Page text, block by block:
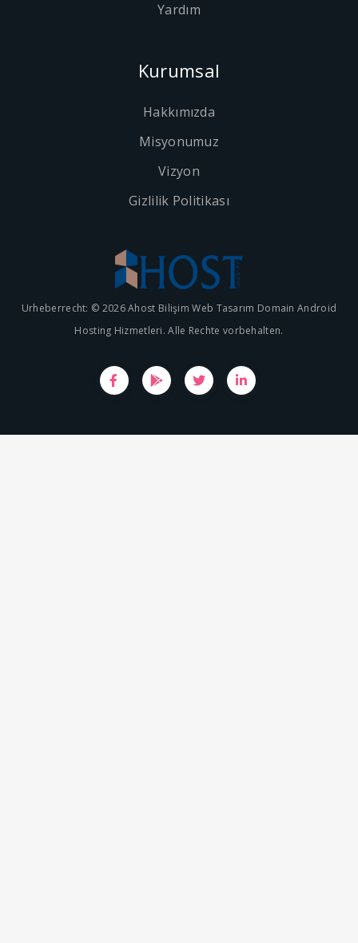
Yardım
Kurumsal
Hakkımızda
Misyonumuz
Vizyon
Gizlilik Politikası
Urheberrecht: © 2026 Ahost Bilişim Web Tasarım Domain Android
Hosting Hizmetleri. Alle Rechte vorbehalten.